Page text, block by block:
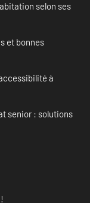
selon ses
et bonnes
à
senior : solutions